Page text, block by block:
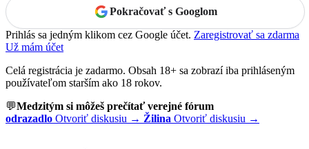
Pokračovať s Googlom
Prihlás sa jedným klikom cez Google účet. Zaregistrovať sa zdarma
Už mám účet
Celá registrácia je zadarmo. Obsah 18+ sa zobrazí iba prihláseným
používateľom starším ako 18 rokov.
💬Medzitým si môžeš prečítať verejné fórum
odrazadlo Otvoriť diskusiu → Žilina Otvoriť diskusiu →